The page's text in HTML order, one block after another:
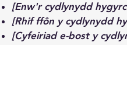
[Enw'r cydlynydd
[Rhif ffôn y cydlynydd
[Cyfeiriad e-bost y